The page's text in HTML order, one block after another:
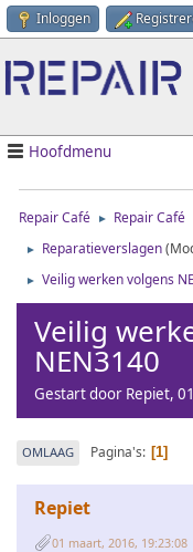
Inloggen
Hoofdmenu
Repair Café ► Repair Café
► Reparatieverslagen
► Veilig werken volgens
Veilig
NEN3140
Gestart door Repiet,
OMLAAG Pagina's 1
Repiet
01 maart, 2016, 19:23:08